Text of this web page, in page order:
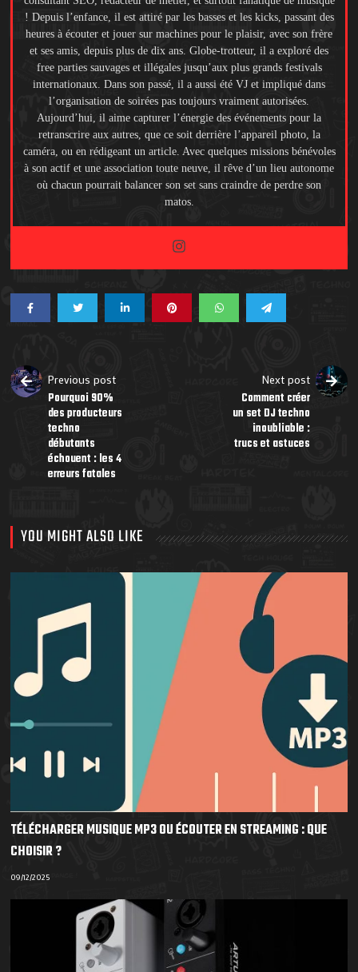
! Depuis l’enfance, il est attiré par les basses et les kicks, passant des
heures à écouter et jouer sur machines pour le plaisir, avec son frère
et ses amis, depuis plus de dix ans. Globe-trotteur, il a exploré des
free parties sauvages et illégales jusqu’aux plus grands festivals
internationaux. Dans son passé, il a aussi été VJ et impliqué dans
l’organisation de soirées pas toujours vraiment autorisées.
Aujourd’hui, il aime capturer l’énergie des événements pour la
retranscrire aux autres, que ce soit derrière l’appareil photo, la
caméra, ou en rédigeant un article. Avec quelques missions bénévoles
à son actif et une association toute neuve, il rêve d’un lieu autonome
où chacun pourrait balancer son set sans craindre de perdre son
matos.
Previous post
Pourquoi 90%
des producteurs
techno
débutants
échouent : les 4
erreurs fatales
Next post
Comment créer
un set DJ techno
inoubliable :
trucs et astuces
YOU MIGHT ALSO LIKE
TÉLÉCHARGER MUSIQUE MP3 OU ÉCOUTER EN STREAMING : QUE
CHOISIR ?
09/12/2025